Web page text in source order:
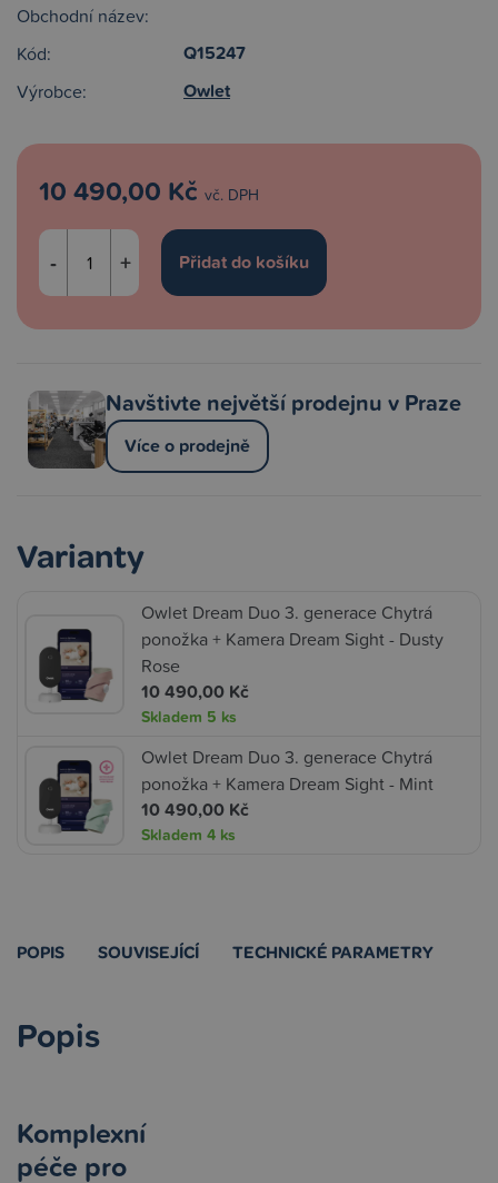
Obchodní název:
Kód:
Q15247
Výrobce: Owlet
10 490,00 Kč vč. DPH
- +
Navštivte největší prodejnu v Praze
Více o prodejně
Varianty
Owlet Dream Duo 3. generace Chytrá
ponožka + Kamera Dream Sight - Dusty
Rose
10 490,00 Kč
Skladem 5 ks
Owlet Dream Duo 3. generace Chytrá
ponožka + Kamera Dream Sight - Mint
10 490,00 Kč
Skladem 4 ks
POPIS SOUVISEJÍCÍ TECHNICKÉ PARAMETRY
Popis
Komplexní
péče pro